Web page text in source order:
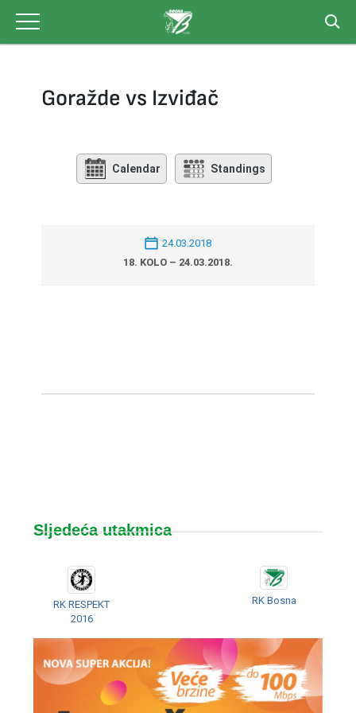
content
Goražde vs Izviđač
Calendar Standings
24.03.2018
18. KOLO – 24.03.2018.
Sljedeća utakmica
RK RESPEKT
2016
RK Bosna